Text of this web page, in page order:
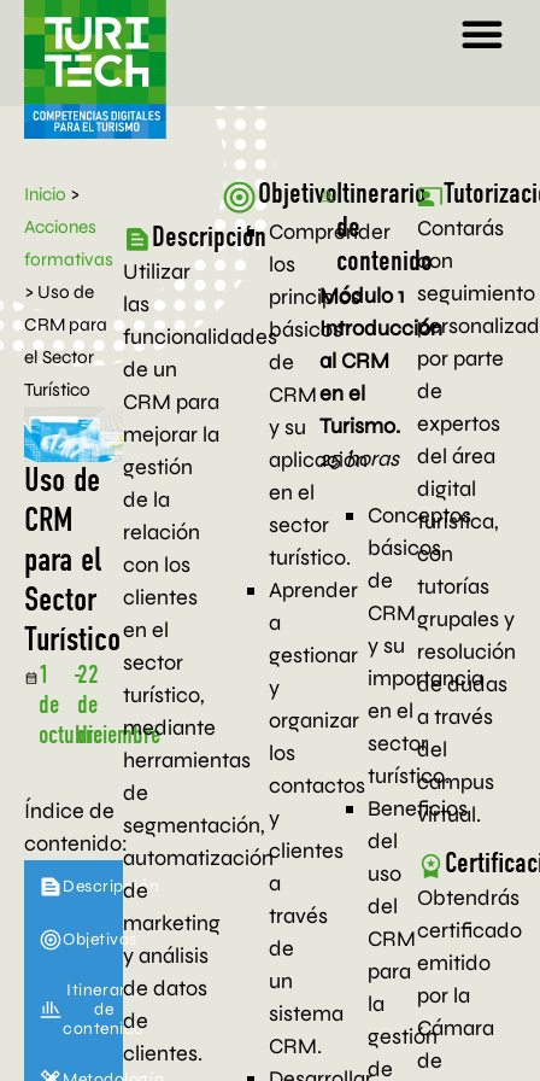
Inicio >
Acciones
formativas
> Uso de
CRM para
el Sector
Turístico
Uso de
CRM
para el
Sector
Turístico
1
de
octubre
-22
de
diciembre
Índice de
contenido:
Descripción
Objetivos
Itinerario
de
contenido
Descripción
Utilizar
las
funcionalidades
de un
CRM para
mejorar la
gestión
de la
relación
con los
clientes
en el
sector
turístico,
mediante
herramientas
de
segmentación,
automatización
de
marketing
y análisis
de datos
de
clientes.
Objetivo
Comprender
los
principios
básicos
de
CRM
y su
aplicación
en el
sector
turístico.
Aprender
a
gestionar
y
organizar
los
contactos
y
clientes
a
través
de
un
sistema
CRM.
Itinerario
de
contenido
Módulo 1
Introducción
al CRM
en el
Turismo.
25 horas
Conceptos
básicos
de
CRM
y su
importancia
en el
sector
turístico.
Beneficios
del
uso
del
CRM
para
la
gestión
de
Contarás
con
seguimiento
por parte
de
expertos
del área
digital
turística,
con
tutorías
grupales y
resolución
de dudas
a través
del
campus
virtual.
Obtendrás
certificado
emitido
por la
Cámara
de